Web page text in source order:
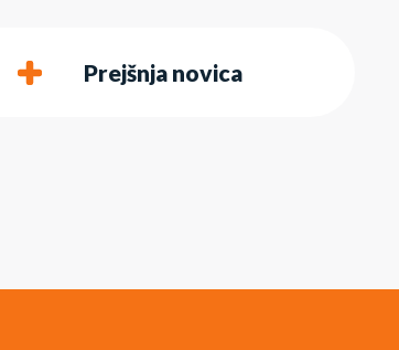
Prejšnja novica